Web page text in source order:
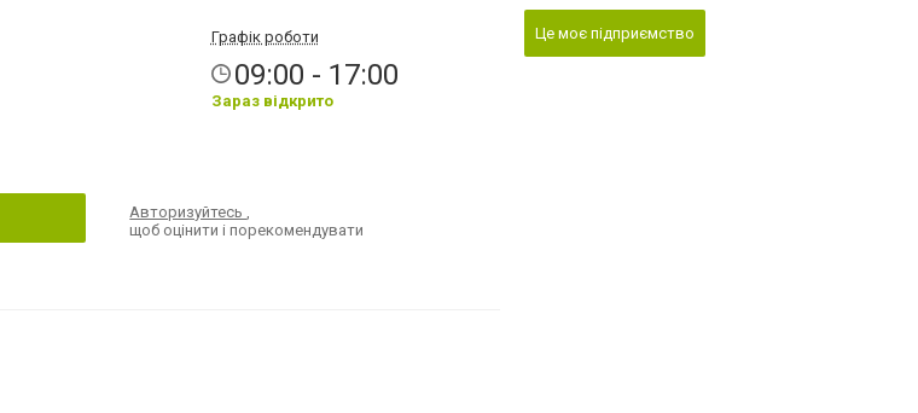
Графік роботи
09:00 - 17:00
Зараз відкрито
Авторизуйтесь,
щоб оцінити і порекомендувати
Це моє підприємство